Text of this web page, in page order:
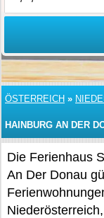
ÖSTERREICH »
HAINBURG AN DER
Die Ferienhaus
An Der Donau